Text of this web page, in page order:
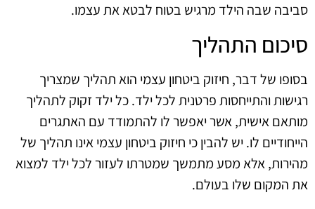
סביבה שבה הילד מרגיש בטוח לבטא את עצמו.
סיכום התהליך
בסופו של דבר, חיזוק ביטחון עצמי הוא תהליך שמצריך
רגישות והתייחסות פרטנית לכל ילד. כל ילד זקוק לתהליך
מותאם אישית, אשר יאפשר לו להתמודד עם האתגרים
הייחודיים לו. יש להבין כי חיזוק ביטחון עצמי אינו תהליך של
מהירות, אלא מסע מתמשך שמטרתו לעזור לכל ילד למצוא
את המקום שלו בעולם.